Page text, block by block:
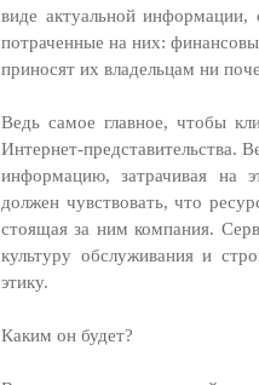
виде актуальной информации,
потраченные на них:
приносят их владельцам ни
Ведь самое главное, чтобы
Интернет-представительства.
информацию, затрачивая на
должен чувствовать, что
стоящая за ним компания.
культуру обслуживания и
этику.
Каким он будет?